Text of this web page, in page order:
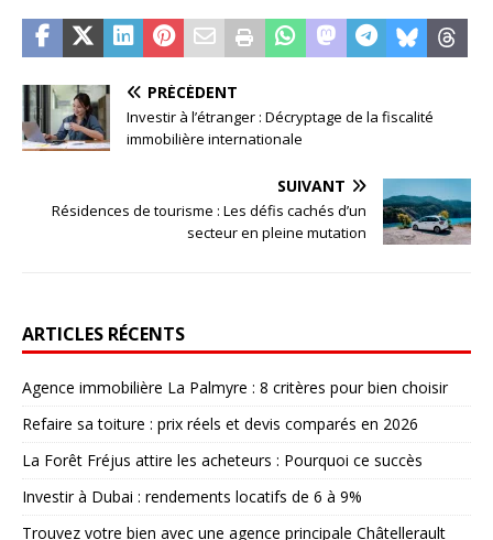
PRÉCÉDENT
Investir à l’étranger : Décryptage de la fiscalité
immobilière internationale
SUIVANT
Résidences de tourisme : Les défis cachés d’un
secteur en pleine mutation
ARTICLES RÉCENTS
Agence immobilière La Palmyre : 8 critères pour bien choisir
Refaire sa toiture : prix réels et devis comparés en 2026
La Forêt Fréjus attire les acheteurs : Pourquoi ce succès
Investir à Dubai : rendements locatifs de 6 à 9%
Trouvez votre bien avec une agence principale Châtellerault